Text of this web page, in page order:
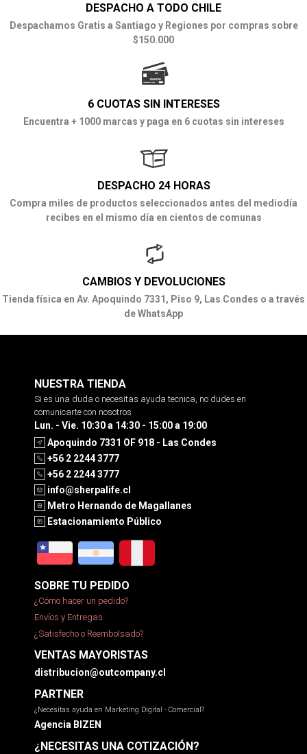
DESPACHO A TODO CHILE
Despachamos Gratis a Santiago y Regiones por compras sobre
$150.000
6 CUOTAS SIN INTERESES
Encuentra + 1000 marcas y paga en 6 cuotas sin intereses
DESPACHO 24 HORAS
Compra miles de productos seleccionados antes del mediodía
recibes en el mismo día en cientos de comunas
CAMBIOS Y DEVOLUCIONES
Tienda física en Av. Apoquindo 7331, Piso 9, Las Condes o a través
de WhatsApp
NUESTRA TIENDA
Si es una duda o necesitas ayuda tecnica, no dudes en
comunicarte con nosotros
Lun. - Vie. 10:30 a 14:30 - 15:00 a 19:00
Apoquindo 7331 OF 918 - Las Condes
+56 2 2244 3777
+56 2 2244 3777
info@sherpalife.cl
Metro Hernando de Magallanes
Estacionamiento Público
SOBRE TU PEDIDO
¿Cómo hacer un pedido?
Envíos y Entregas
¿Satisfecho o Reembolsado?
VENTAS MAYORISTAS
distribucion@outcompany.cl
PARTNER
¿Necesitas ayuda en Marketing Digital - Comercial?
Agencia BIZEN
¿NECESITAS UNA COTIZACIÓN?